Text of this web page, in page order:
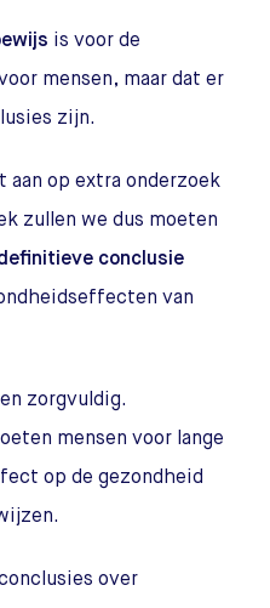
is voor de
mensen, maar dat er
zijn.
aan op extra onderzoek
zullen we dus moeten
conclusie
van
zorgvuldig.
mensen voor lange
op de gezondheid
over